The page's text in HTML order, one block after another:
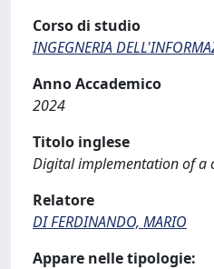
Corso di studio
INGEGNERIA
Anno Accademico
2024
Titolo inglese
Digital implementation of a
Relatore
DI FERDINANDO, MARIO
Appare nelle tipologie: